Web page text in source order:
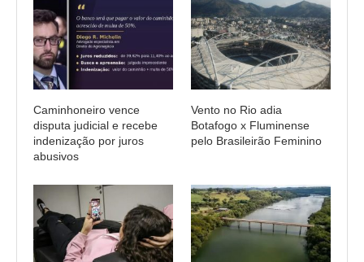
Caminhoneiro vence
disputa judicial e recebe
indenização por juros
abusivos
Vento no Rio adia
Botafogo x Fluminense
pelo Brasileirão Feminino